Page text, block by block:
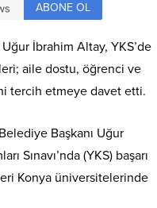
ABONE OL
İbrahim Altay, YKS’de
aile dostu, öğrenci ve
tercih etmeye davet etti.
Başkanı Uğur
Sınavı’nda (YKS) başarı
Konya üniversitelerinde